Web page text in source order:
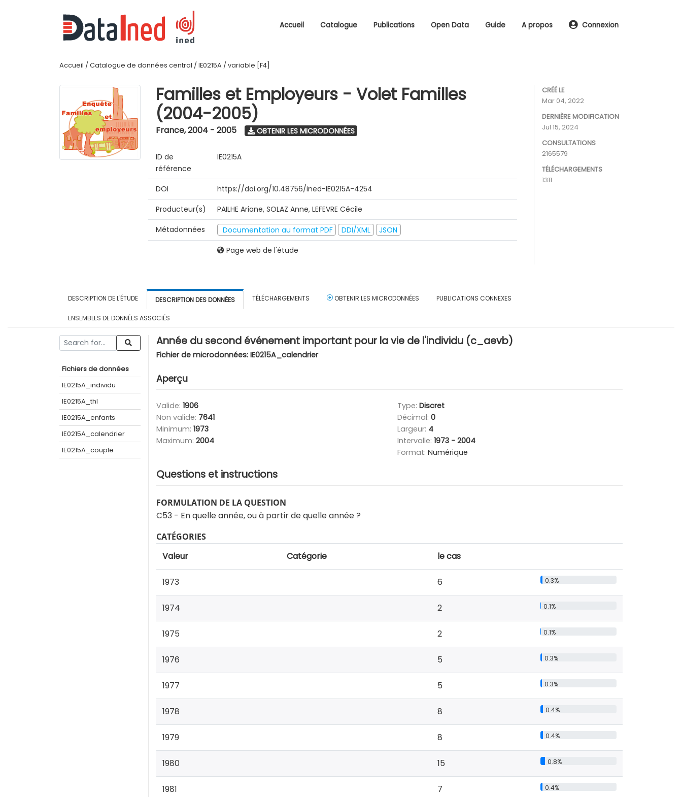
Accueil Catalogue Publications Open Data Guide A propos Connexion
Accueil / Catalogue de données central / IE0215A / variable [F4]
Familles et Employeurs - Volet Familles
(2004-2005)
France,2004 - 2005 OBTENIR LES MICRODONNÉES
ID de
référence
IE0215A
DOI
https://doi.org/10.48756/ined-IE0215A-4254
Producteur(s)
PAILHE Ariane, SOLAZ Anne, LEFEVRE Cécile
Métadonnées
Documentation au format PDF DDI/XML
JSON
Page web de l'étude
CRÉÉ LE
Mar 04, 2022
DERNIÈRE MODIFICATION
Jul 15, 2024
CONSULTATIONS
2165579
TÉLÉCHARGEMENTS
1311
DESCRIPTION DE L'ÉTUDE DESCRIPTION DES DONNÉES TÉLÉCHARGEMENTS OBTENIR LES MICRODONNÉES PUBLICATIONS CONNEXES
ENSEMBLES DE DONNÉES ASSOCIÉS
Fichiers de données
IE0215A_individu
IE0215A_thl
IE0215A_enfants
IE0215A_calendrier
IE0215A_couple
Année du second événement important pour la vie de l'individu (c_aevb)
Fichier de microdonnées: IE0215A_calendrier
Aperçu
Valide: 1906
Non valide: 7641
Minimum: 1973
Maximum: 2004
Type: Discret
Décimal: 0
Largeur: 4
Intervalle: 1973 - 2004
Format: Numérique
Questions et instructions
FORMULATION DE LA QUESTION
C53 - En quelle année, ou à partir de quelle année ?
CATÉGORIES
Valeur Catégorie le cas
1973 6 0.3%
1974 2 0.1%
1975 2 0.1%
1976 5 0.3%
1977 5 0.3%
1978 8 0.4%
1979 8 0.4%
1980 15 0.8%
1981 7 0.4%